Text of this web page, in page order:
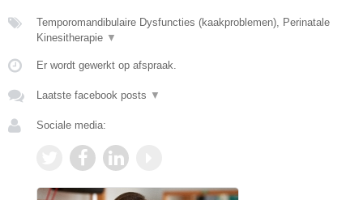
Temporomandibulaire Dysfuncties (kaakproblemen), Perinatale
Kinesitherapie ▼
Er wordt gewerkt op afspraak.
Laatste facebook posts ▼
Sociale media: